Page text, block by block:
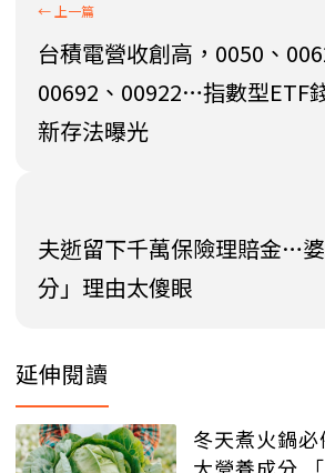
台積電營收創高，0050、
00692、00922…指數型ETF
新存法曝光
夫逝留下千萬保險理賠金…
分」理由太傻眼
延伸閱讀
冬天煮火鍋